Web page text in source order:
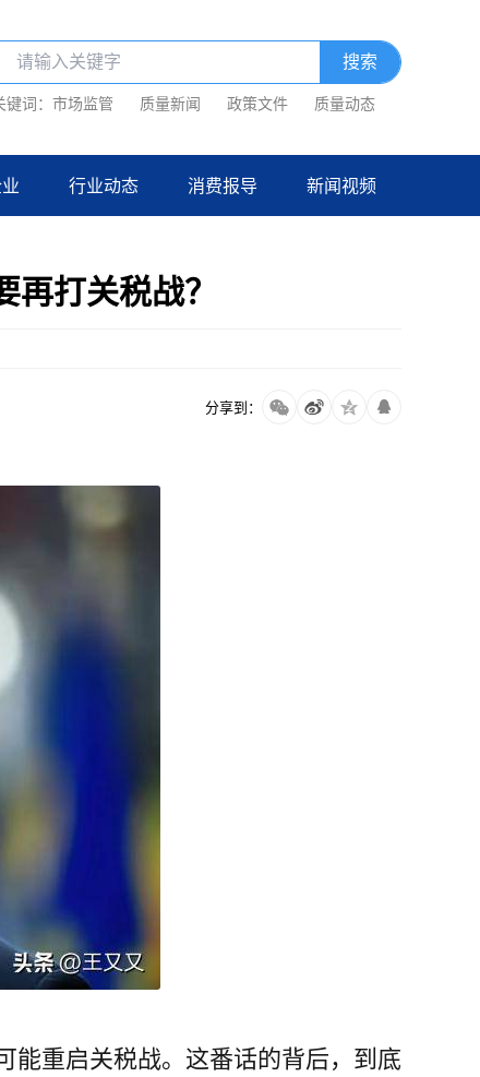
词： 市场监管 质量新闻 政策文件 质量动态
行业动态 消费报导 新闻视频
打关税战？
分享到：
能重启关税战。这番话的背后，到底